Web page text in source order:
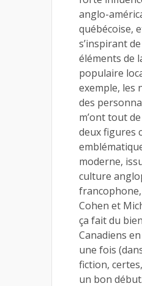
anglo-
québécoise,
s’inspirant
éléments de
populaire
exemple, les
des
m’ont tout
deux figures
moderne,
culture
Cohen et
ça fait du
Canadiens
une fois
fiction,
un bon